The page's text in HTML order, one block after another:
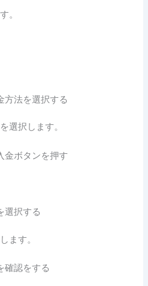
。
方法を選択する
選択します。
金ボタンを押す
選択する
ます。
確認をする